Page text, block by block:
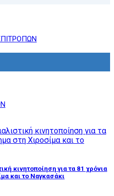
κινητοποίηση για τα 81 χρόνια
και το Ναγκασάκι